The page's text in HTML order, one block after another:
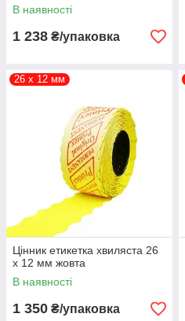
В наявності
1 238 ₴/упаковка
26 х 12 мм
Цінник етикетка хвиляста 26
х 12 мм жовта
В наявності
1 350 ₴/упаковка